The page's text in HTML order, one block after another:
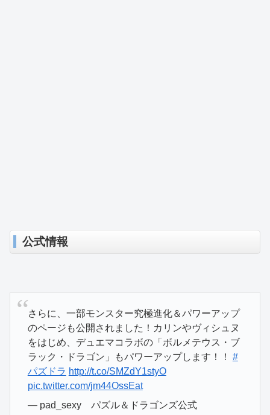
公式情報
さらに、一部モンスター究極進化＆パワーアップ
のページも公開されました！カリンやヴィシュヌ
をはじめ、デュエマコラボの「ボルメテウス・ブ
ラック・ドラゴン」もパワーアップします！！ #
パズドラ http://t.co/SMZdY1styO
pic.twitter.com/jm44OssEat
— pad_sexy パズル＆ドラゴンズ公式